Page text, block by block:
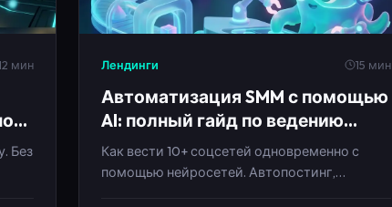
мин
Без
Лендинги 15 мин
Автоматизация SMM с помощью
AI: полный гайд по ведению
соцсетей на автомате
Как вести 10+ соцсетей одновременно с
помощью нейросетей. Автопостинг,